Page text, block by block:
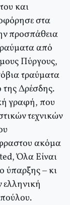
και
στα
προσπάθεια
από
Πύργους,
τραύματα
Δρέσδης.
γραφή, που
τεχνικών
ακόμα
Όλα Είναι
ύπαρξης – κι